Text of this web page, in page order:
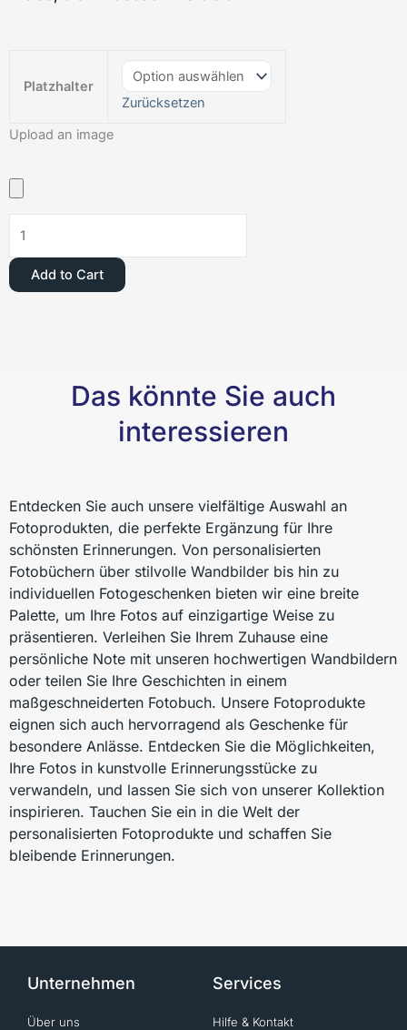
Platzhalter
Zurücksetzen
Upload an image
Menge
Add to Cart
Das könnte Sie auch
interessieren
Entdecken Sie auch unsere vielfältige Auswahl an
Fotoprodukten, die perfekte Ergänzung für Ihre
schönsten Erinnerungen. Von personalisierten
Fotobüchern über stilvolle Wandbilder bis hin zu
individuellen Fotogeschenken bieten wir eine breite
Palette, um Ihre Fotos auf einzigartige Weise zu
präsentieren. Verleihen Sie Ihrem Zuhause eine
persönliche Note mit unseren hochwertigen Wandbildern
oder teilen Sie Ihre Geschichten in einem
maßgeschneiderten Fotobuch. Unsere Fotoprodukte
eignen sich auch hervorragend als Geschenke für
besondere Anlässe. Entdecken Sie die Möglichkeiten,
Ihre Fotos in kunstvolle Erinnerungsstücke zu
verwandeln, und lassen Sie sich von unserer Kollektion
inspirieren. Tauchen Sie ein in die Welt der
personalisierten Fotoprodukte und schaffen Sie
bleibende Erinnerungen.
Unternehmen
Über uns
Services
Hilfe & Kontakt